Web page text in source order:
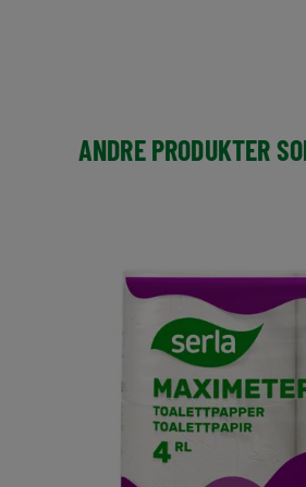
ANDRE PRODUKTER